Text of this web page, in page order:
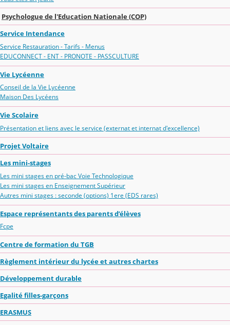
Psychologue de l'Education Nationale (COP)
Service Intendance
Service Restauration - Tarifs - Menus
EDUCONNECT - ENT - PRONOTE - PASSCULTURE
Vie Lycéenne
Conseil de la Vie Lycéenne
Maison Des Lycéens
Vie Scolaire
Présentation et liens avec le service (externat et internat d'excellence)
Projet Voltaire
Les mini-stages
Les mini stages en pré-bac Voie Technologique
Les mini stages en Enseignement Supérieur
Autres mini stages : seconde (options) 1ere (EDS rares)
Espace représentants des parents d’élèves
Fcpe
Centre de formation du TGB
Règlement intérieur du lycée et autres chartes
Développement durable
Egalité filles-garçons
ERASMUS